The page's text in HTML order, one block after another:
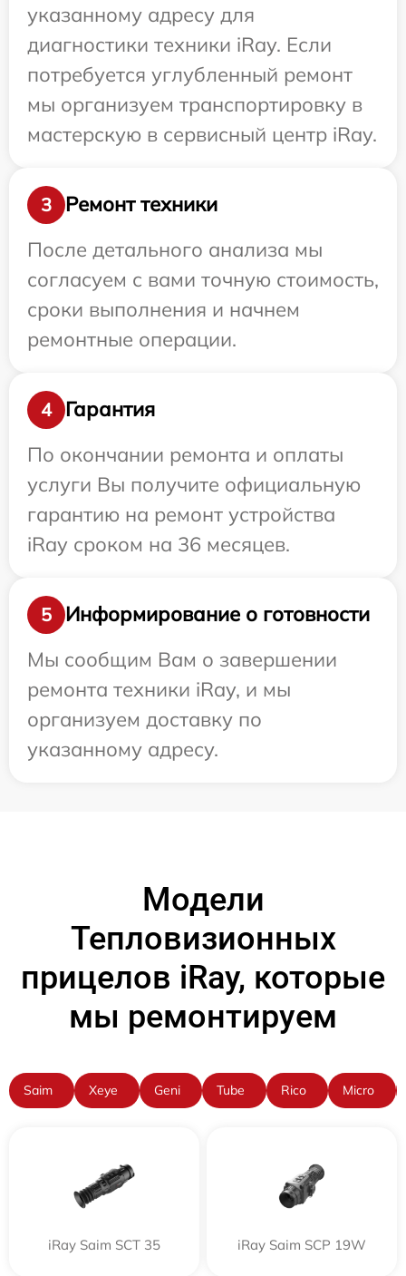
указанному адресу для
диагностики техники iRay. Если
потребуется углубленный ремонт
мы организуем транспортировку в
мастерскую в сервисный центр iRay.
3
Ремонт техники
После детального анализа мы
согласуем с вами точную стоимость,
сроки выполнения и начнем
ремонтные операции.
4
Гарантия
По окончании ремонта и оплаты
услуги Вы получите официальную
гарантию на ремонт устройства
iRay сроком на 36 месяцев.
5
Информирование о готовности
Мы сообщим Вам о завершении
ремонта техники iRay, и мы
организуем доставку по
указанному адресу.
Модели
Тепловизионных
прицелов iRay, которые
мы ремонтируем
Saim Xeye Geni Tube Rico Micro
iRay Saim SCT 35 iRay Saim SCP 19W